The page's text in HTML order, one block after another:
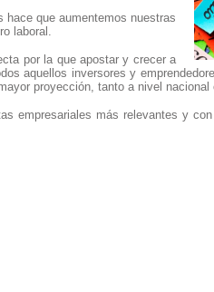
hace que aumentemos nuestras
laboral.
por la que apostar y crecer a
aquellos inversores y
proyección, tanto a nivel nacional
empresariales más relevantes y